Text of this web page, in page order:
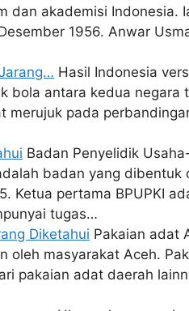
dan akademisi Indonesia.
1956. Anwar
Hasil Indonesia
bola antara kedua negara
merujuk pada
Badan Penyelidik
badan yang dibentuk
Ketua pertama BPUPKI
tugas…
Diketahui Pakaian adat
oleh masyarakat Aceh.
pakaian adat daerah